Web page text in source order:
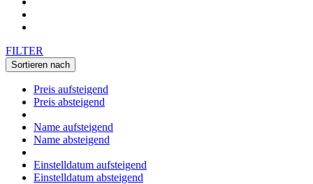
FILTER
Sortieren nach
Preis aufsteigend
Preis absteigend
Name aufsteigend
Name absteigend
Einstelldatum aufsteigend
Einstelldatum absteigend